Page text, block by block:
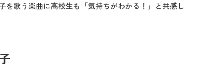
を歌う楽曲に高校生も「気持ちがわかる！」と共感し